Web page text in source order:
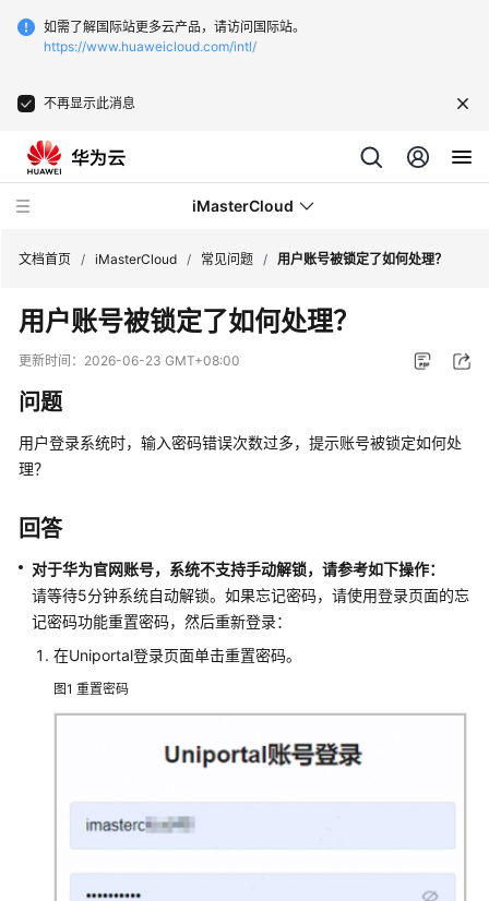
如需了解国际站更多云产品，请访问国际站。
https://www.huaweicloud.com/intl/
不再显示此消息
iMasterCloud
最
新
态
产
品
绍
账
号
准
文档首页 / iMasterCloud / 常见问题 / 用户账号被锁定了如何处理？
用户账号被锁定了如何处理？
更新时间： 2026-06-23 GMT+08:00
问题
用户登录系统时，输入密码错误次数过多，提示账号被锁定如何处
理？
回答
对于华为官网账号，系统不支持手动解锁， 请参考如下操作：
请等待5分钟系统自动解锁。如果忘记密码，请使用登录页面的忘
记密码功能重置密码，然后重新登录：
在Uniportal登录页面单击重置密码。
图1 重置密码